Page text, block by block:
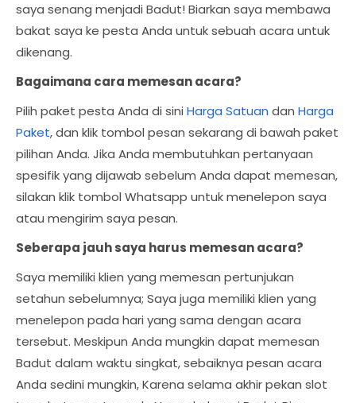
saya senang menjadi Badut! Biarkan saya membawa
bakat saya ke pesta Anda untuk sebuah acara untuk
dikenang.
Bagaimana cara memesan acara?
Pilih paket pesta Anda di sini Harga Satuan dan Harga
Paket, dan klik tombol pesan sekarang di bawah paket
pilihan Anda. Jika Anda membutuhkan pertanyaan
spesifik yang dijawab sebelum Anda dapat memesan,
silakan klik tombol Whatsapp untuk menelepon saya
atau mengirim saya pesan.
Seberapa jauh saya harus memesan acara?
Saya memiliki klien yang memesan pertunjukan
setahun sebelumnya; Saya juga memiliki klien yang
menelepon pada hari yang sama dengan acara
tersebut. Meskipun Anda mungkin dapat memesan
Badut dalam waktu singkat, sebaiknya pesan acara
Anda sedini mungkin, Karena selama akhir pekan slot